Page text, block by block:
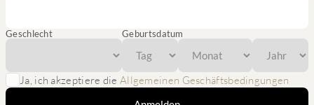
Geschlecht Geburtsdatum
Ja, ich akzeptiere die Allgemeinen Geschäftsbedingungen